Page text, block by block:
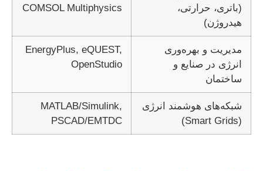
(باتری، حرارتی،
هیدروژن)
COMSOL Multiphysics
مدیریت و بهره‌وری
انرژی در صنایع و
ساختمان
EnergyPlus, eQUEST,
OpenStudio
شبکه‌های هوشمند انرژی
(Smart Grids)
MATLAB/Simulink,
PSCAD/EMTDC